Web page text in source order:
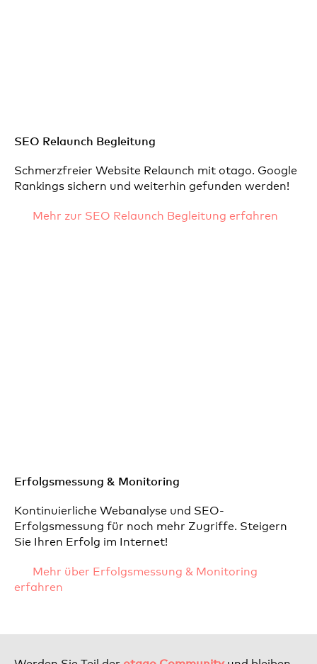
SEO Relaunch Begleitung
Schmerzfreier Website Relaunch mit otago. Google
Rankings sichern und weiterhin gefunden werden!
Mehr zur SEO Relaunch Begleitung erfahren
Erfolgsmessung & Monitoring
Kontinuierliche Webanalyse und SEO-
Erfolgsmessung für noch mehr Zugriffe. Steigern
Sie Ihren Erfolg im Internet!
Mehr über Erfolgsmessung & Monitoring
erfahren